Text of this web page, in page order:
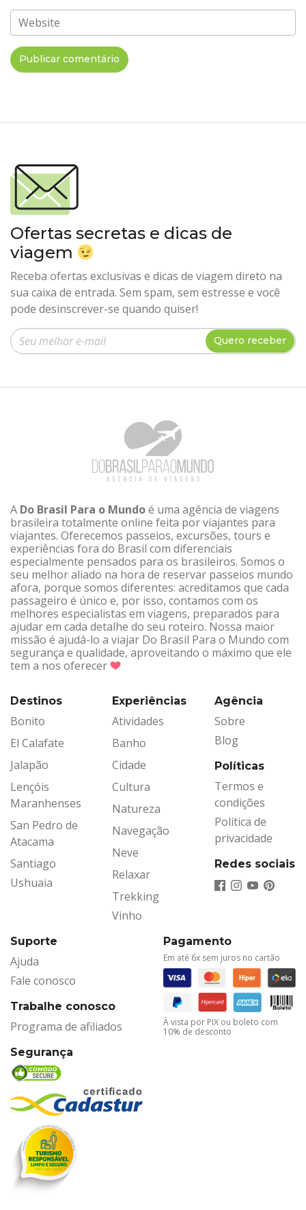
Website
Ofertas secretas e dicas de
viagem
Receba ofertas exclusivas e dicas de viagem direto na
sua caixa de entrada. Sem spam, sem estresse e você
pode desinscrever-se quando quiser!
Insira seu e-mail
Quero receber
A Do Brasil Para o Mundoé uma agência de viagens
brasileira totalmente online feita por viajantes para
viajantes. Oferecemos passeios, excursões, tours e
experiências fora do Brasil com diferenciais
especialmente pensados para os brasileiros. Somos o
seu melhor aliado na hora de reservar passeios mundo
afora, porque somos diferentes: acreditamos que cada
passageiro é único e, por isso, contamos com os
melhores especialistas em viagens, preparados para
ajudar em cada detalhe do seu roteiro. Nossa maior
missão é ajudá-lo a viajar Do Brasil Para o Mundo com
segurança e qualidade, aproveitando o máximo que ele
tem a nos oferecer
Destinos
Bonito
El Calafate
Jalapão
Lençóis
Maranhenses
San Pedro de
Atacama
Santiago
Ushuaia
Experiências
Atividades
Banho
Cidade
Cultura
Natureza
Navegação
Neve
Relaxar
Trekking
Vinho
Agência
Sobre
Blog
Políticas
Termos e
condições
Política de
privacidade
Redes sociais
Suporte
Ajuda
Fale conosco
Trabalhe conosco
Programa de afiliados
Segurança
Pagamento
Em até 6x sem juros no cartão
À vista por PIX ou boleto com
10% de desconto